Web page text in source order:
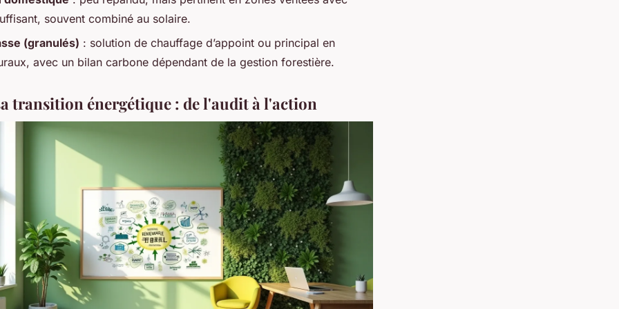
souvent combiné au solaire.
(granulés) : solution de chauffage d’appoint ou principal en
avec un bilan carbone dépendant de la gestion forestière.
transition énergétique : de l'audit à l'action